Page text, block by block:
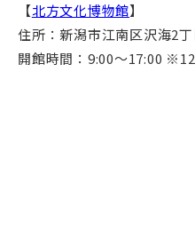
【北方文化博物館】
住所：新潟市江南区沢海2
開館時間：9:00〜17:00